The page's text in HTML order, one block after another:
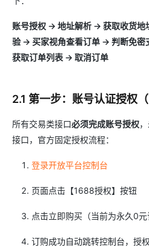
账号授权 → 地址解析 → 获取收货
验 → 买家视角查看订单 → 判断免
获取订单列表 → 取消订单
2.1 第一步：账号认证授权（
所有交易类接口必须完成账号授权
接口，官方固定授权流程：
登录开放平台控制台
页面点击【1688授权】按钮
点击立即购买（当前为永久0元
订购成功自动跳转控制台，授